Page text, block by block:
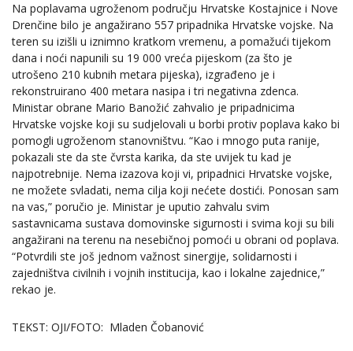
Na poplavama ugroženom području Hrvatske Kostajnice i Nove
Drenčine bilo je angažirano 557 pripadnika Hrvatske vojske. Na
teren su izišli u iznimno kratkom vremenu, a pomažući tijekom
dana i noći napunili su 19 000 vreća pijeskom (za što je
utrošeno 210 kubnih metara pijeska), izgrađeno je i
rekonstruirano 400 metara nasipa i tri negativna zdenca.
Ministar obrane Mario Banožić zahvalio je pripadnicima
Hrvatske vojske koji su sudjelovali u borbi protiv poplava kako bi
pomogli ugroženom stanovništvu. “Kao i mnogo puta ranije,
pokazali ste da ste čvrsta karika, da ste uvijek tu kad je
najpotrebnije. Nema izazova koji vi, pripadnici Hrvatske vojske,
ne možete svladati, nema cilja koji nećete dostići. Ponosan sam
na vas,” poručio je. Ministar je uputio zahvalu svim
sastavnicama sustava domovinske sigurnosti i svima koji su bili
angažirani na terenu na nesebičnoj pomoći u obrani od poplava.
“Potvrdili ste još jednom važnost sinergije, solidarnosti i
zajedništva civilnih i vojnih institucija, kao i lokalne zajednice,”
rekao je.
TEKST: OJI/FOTO: Mladen Čobanović